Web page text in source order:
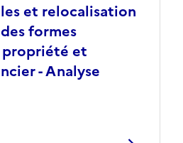
et relocalisation
formes
propriété et
- Analyse